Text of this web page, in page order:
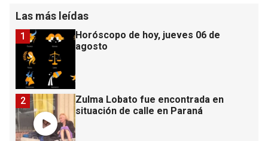
Las más leídas
Horóscopo de hoy, jueves 06 de
agosto
1
Zulma Lobato fue encontrada en
situación de calle en Paraná
2